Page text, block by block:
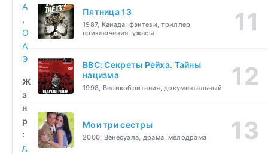
А
,
О
А
Э
Ж
а
н
р
:
д
Пятница 13
1987, Канада, фэнтези, триллер,
приключения, ужасы
BBC: Секреты Рейха. Тайны
нацизма
1998, Великобритания, документальный
Мои три сестры
2000, Венесуэла, драма, мелодрама